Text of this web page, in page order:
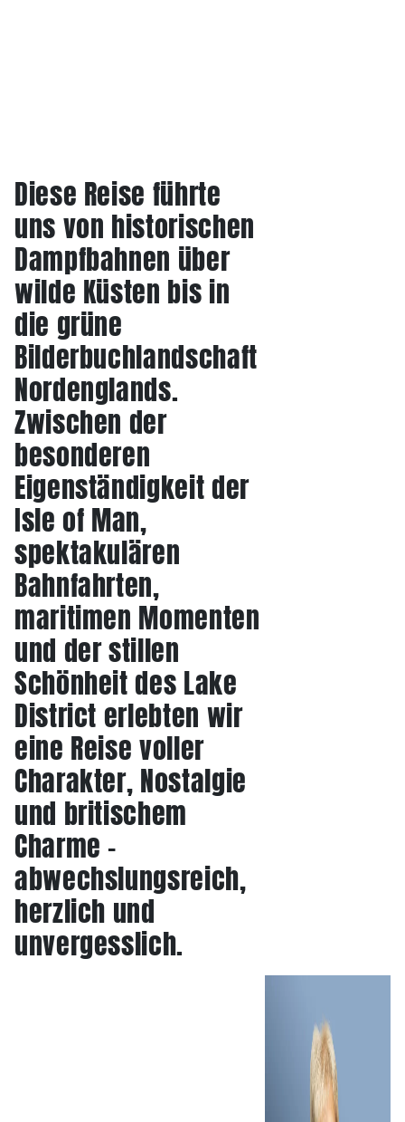
Diese Reise führte
uns von historischen
Dampfbahnen über
wilde Küsten bis in
die grüne
Bilderbuchlandschaft
Nordenglands.
Zwischen der
besonderen
Eigenständigkeit der
Isle of Man,
spektakulären
Bahnfahrten,
maritimen Momenten
und der stillen
Schönheit des Lake
District erlebten wir
eine Reise voller
Charakter, Nostalgie
und britischem
Charme –
abwechslungsreich,
herzlich und
unvergesslich.